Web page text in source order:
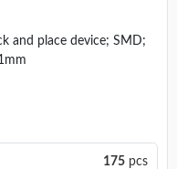
and place device; SMD;
175 pcs